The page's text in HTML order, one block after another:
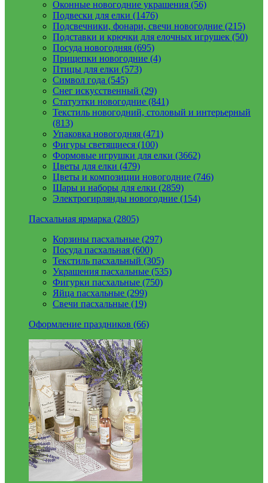
Оконные новогодние украшения (56)
Подвески для елки (1476)
Подсвечники, фонари, свечи новогодние (215)
Подставки и крючки для елочных игрушек (50)
Посуда новогодняя (695)
Прищепки новогодние (4)
Птицы для елки (573)
Символ года (545)
Снег искусственный (29)
Статуэтки новогодние (841)
Текстиль новогодний, столовый и интерьерный
(813)
Упаковка новогодняя (471)
Фигуры светящиеся (100)
Формовые игрушки для елки (3662)
Цветы для елки (479)
Цветы и композиции новогодние (746)
Шары и наборы для елки (2859)
Электрогирлянды новогодние (154)
Пасхальная ярмарка (2805)
Корзины пасхальные (297)
Посуда пасхальная (600)
Текстиль пасхальный (305)
Украшения пасхальные (535)
Фигурки пасхальные (750)
Яйца пасхальные (299)
Свечи пасхальные (19)
Оформление праздников (66)